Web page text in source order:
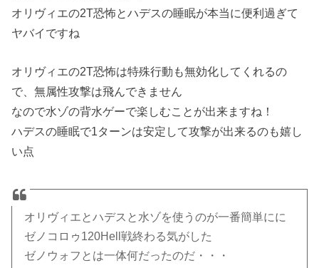
オリヴィエの2T恐怖とハデスの睡眠が本当に便利過ぎて
ヤバイですね
オリヴィエの2T恐怖は特殊行動も無効化してくれるの
で、無属性攻撃は飛んできません
なので水ゾの背水ゲーで楽しむことが出来ますね！
ハデスの睡眠で1ターンは安定して攻撃が出来るのも嬉し
い点
オリヴィエとハデスと水ゾを使うのが一番簡単にに
ゼノコロゥ120Hell戦終わる気がした
ゼノウォフとは一体何だったのだ・・・